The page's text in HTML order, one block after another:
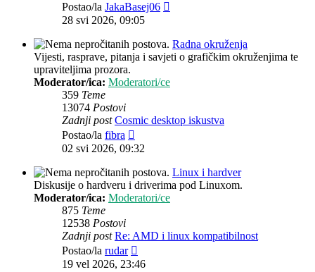
Postao/la JakaBasej06
28 svi 2026, 09:05
Radna okruženja
Vijesti, rasprave, pitanja i savjeti o grafičkim okruženjima te
upraviteljima prozora.
Moderator/ica: Moderatori/ce
359 Teme
13074 Postovi
Zadnji post Cosmic desktop iskustva
Postao/la fibra
post
02 svi 2026, 09:32
Linux i hardver
Diskusije o hardveru i driverima pod Linuxom.
Moderator/ica: Moderatori/ce
875 Teme
12538 Postovi
Zadnji post Re: AMD i linux kompatibilnost
Postao/la rudar
post
19 vel 2026, 23:46